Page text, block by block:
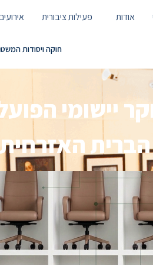
אודות פעילות ציבורית
חוקה ויסודות
יישומי
הברית